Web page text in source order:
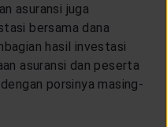
asuransi juga
bersama dana
hasil investasi
asuransi dan peserta
porsinya masing-